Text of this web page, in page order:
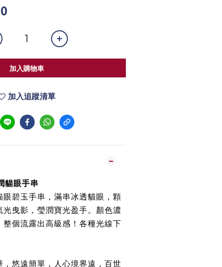
加入購物車
加入追蹤清單
貓眼手串
碧玉手串，滿串冰透貓眼，顆
曳影，瑩潤寶光盈手。顏色濃
個流露出高級感！各種光線下
悠遠簡單，人心境界遠，百世